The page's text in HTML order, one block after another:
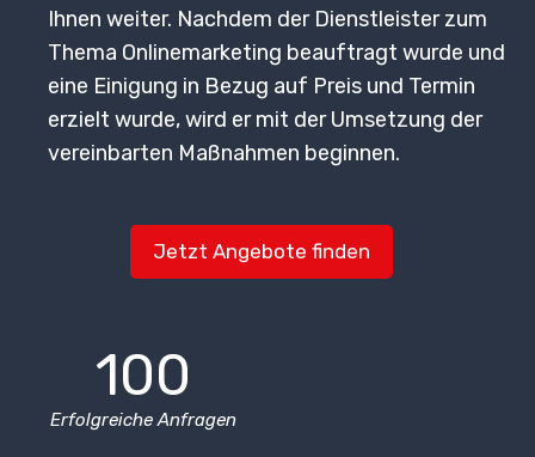
Ihnen weiter. Nachdem der Dienstleister zum
Thema Onlinemarketing beauftragt wurde und
eine Einigung in Bezug auf Preis und Termin
erzielt wurde, wird er mit der Umsetzung der
vereinbarten Maßnahmen beginnen.
Jetzt Angebote finden
100
Erfolgreiche Anfragen